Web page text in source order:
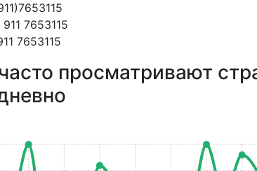
7653115
7653115
просматривают